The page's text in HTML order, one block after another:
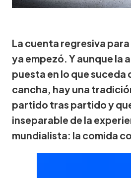
La cuenta regresiva
ya empezó. Y aunque la
puesta en lo que suceda
cancha, hay una
partido tras partido y
inseparable de la
mundialista: la comida